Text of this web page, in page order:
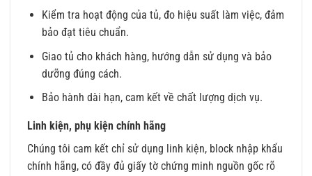
Kiểm tra hoạt động của tủ, đo hiệu suất làm việc, đảm
bảo đạt tiêu chuẩn.
Giao tủ cho khách hàng, hướng dẫn sử dụng và bảo
dưỡng đúng cách.
Bảo hành dài hạn, cam kết về chất lượng dịch vụ.
Linh kiện, phụ kiện chính hãng
Chúng tôi cam kết chỉ sử dụng linh kiện, block nhập khẩu
chính hãng, có đầy đủ giấy tờ chứng minh nguồn gốc rõ